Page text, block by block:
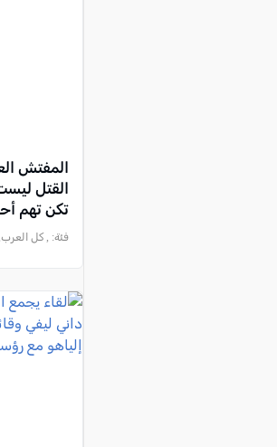
المفتش
القتل
تكن تهم
فئة: , كل العرب, 2026-07-02 22:06:06